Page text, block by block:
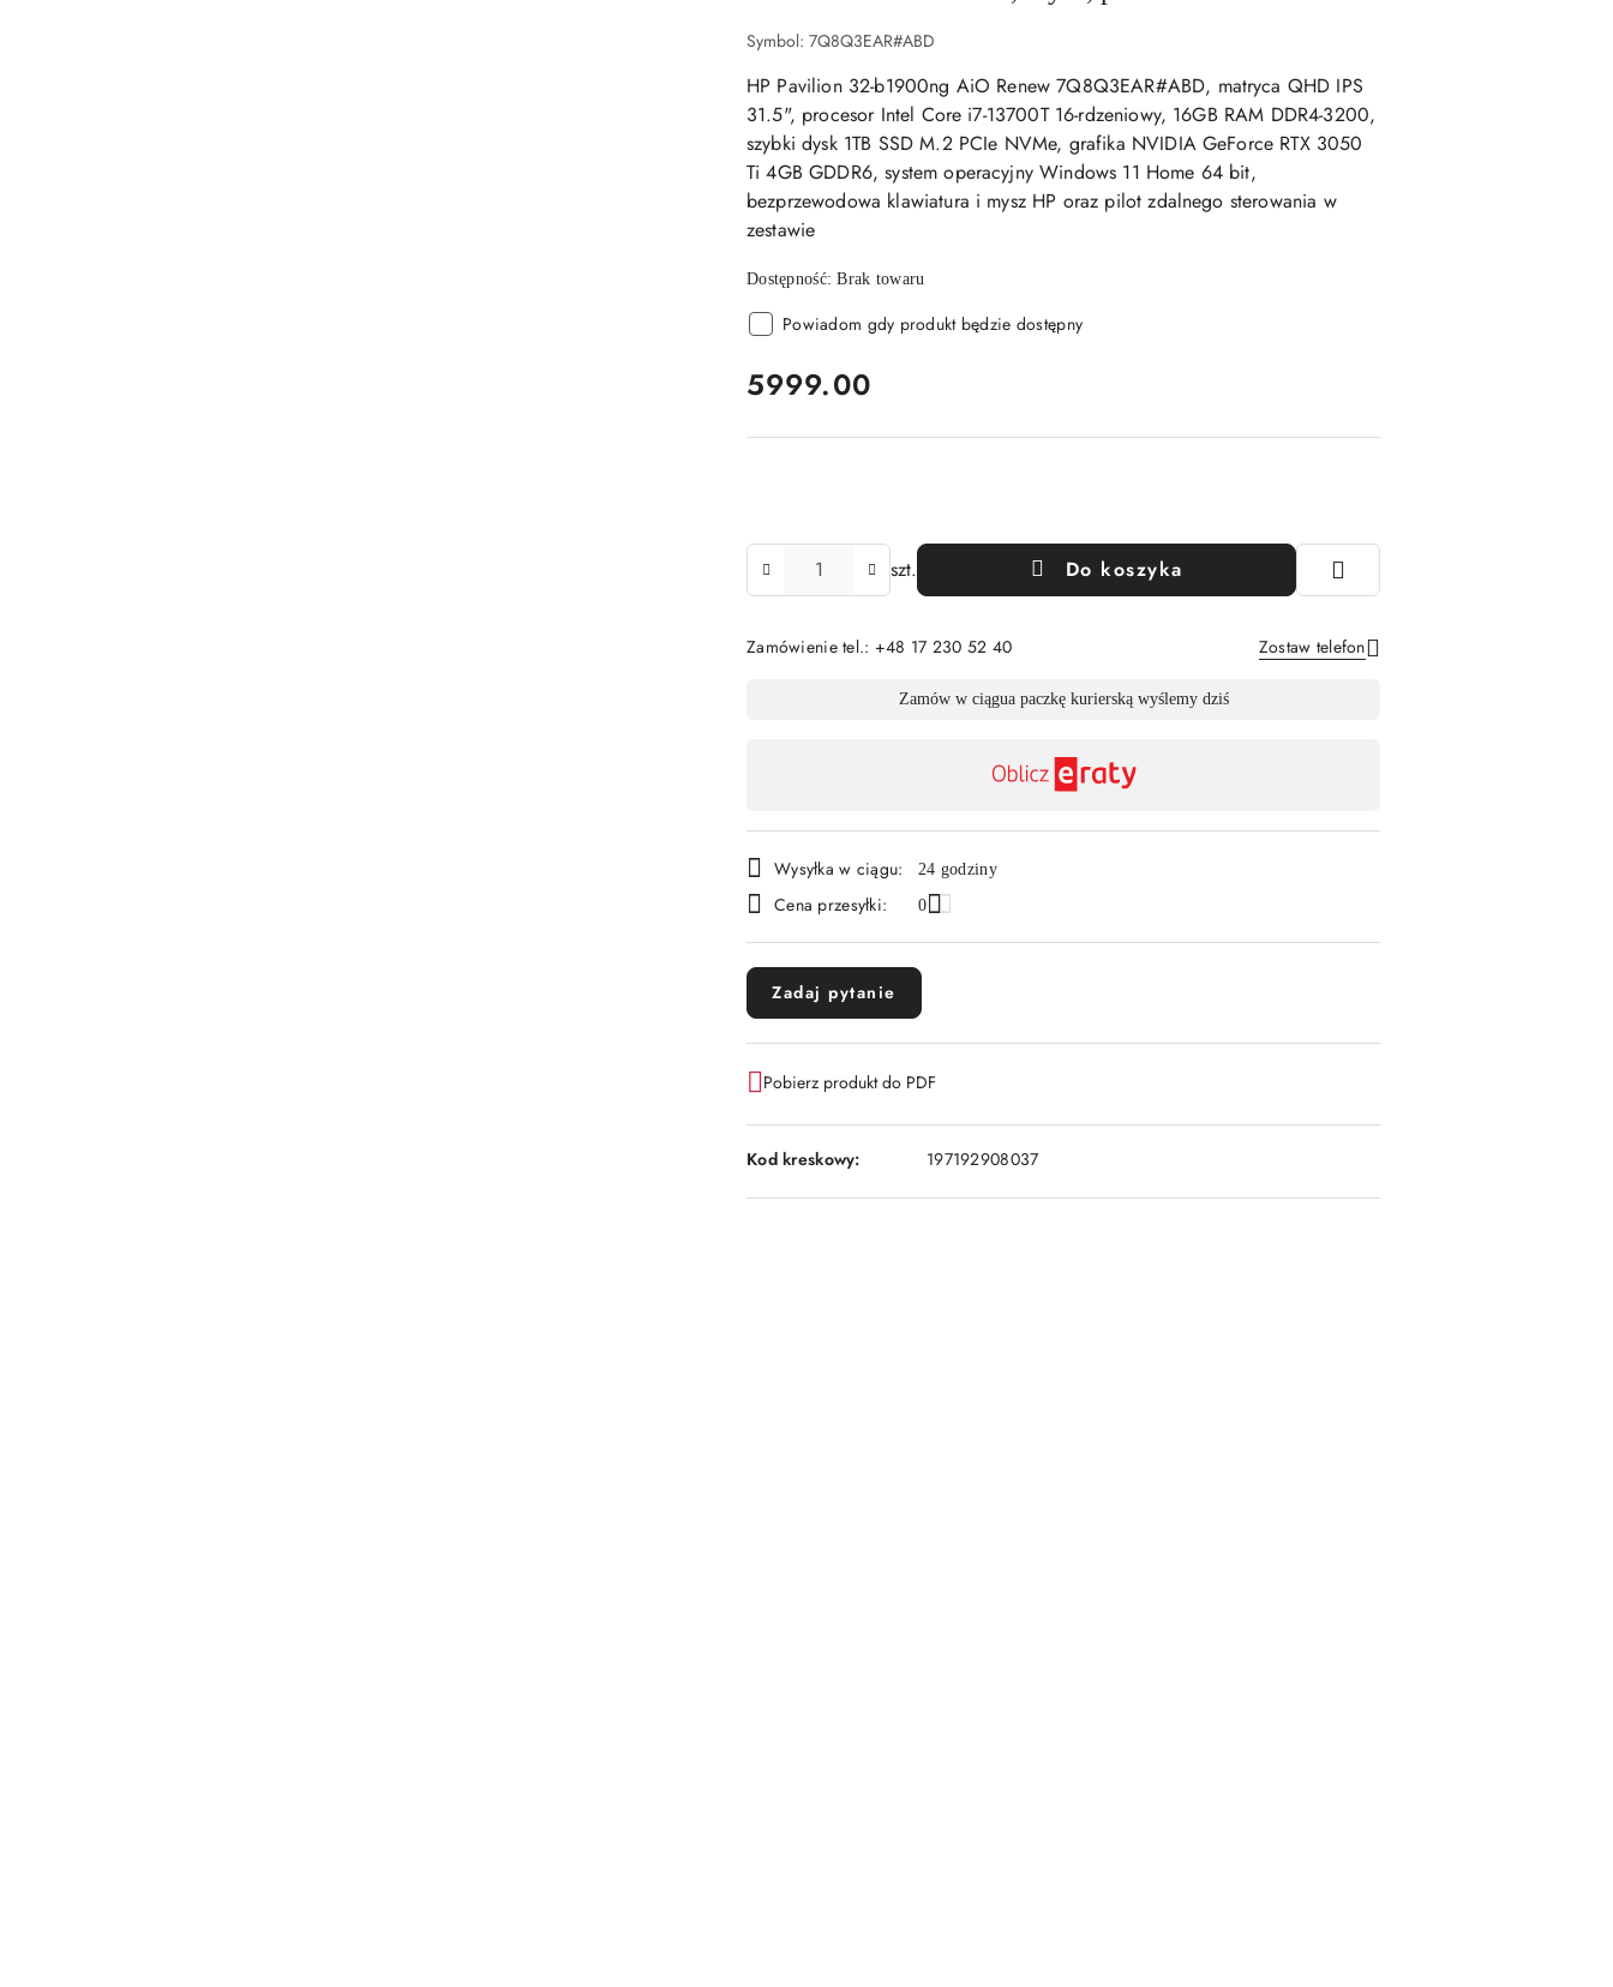
Symbol: 7Q8Q3EAR#ABD
HP Pavilion 32-b1900ng AiO Renew 7Q8Q3EAR#ABD, matryca QHD IPS
31.5", procesor Intel Core i7-13700T 16-rdzeniowy, 16GB RAM DDR4-3200,
szybki dysk 1TB SSD M.2 PCIe NVMe, grafika NVIDIA GeForce RTX 3050
Ti 4GB GDDR6, system operacyjny Windows 11 Home 64 bit,
bezprzewodowa klawiatura i mysz HP oraz pilot zdalnego sterowania w
zestawie
Dostępność:Brak towaru
Powiadom gdy produkt będzie dostępny
cena:
5999.00
szt. Do koszyka
Zamówienie tel.: +48 17 230 52 40 Zostaw telefon
Dostępność
dostawa
Zamów w ciągua paczkę kurierską wyślemy dziś
Wysyłka w ciągu: 24 godziny
Cena przesyłki: 0
Zadaj pytanie
Pobierz produkt do PDF
Kod kreskowy: 197192908037